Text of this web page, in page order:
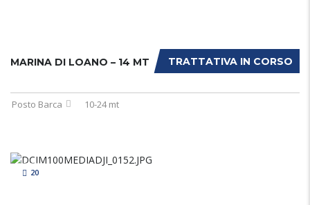
TRATTATIVA IN CORSO
MARINA DI LOANO – 14 MT
Posto Barca 10-24 mt
20